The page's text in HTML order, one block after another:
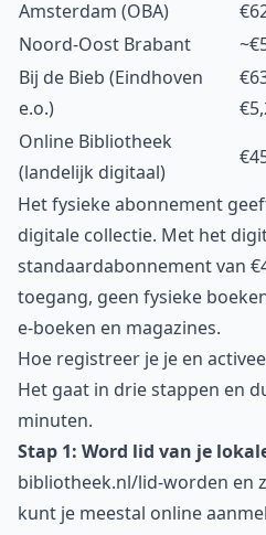
Amsterdam (OBA)
Noord-Oost Brabant
Bij de Bieb (Eindhoven
e.o.)
Online Bibliotheek
(landelijk digitaal)
Het fysieke abonnement
digitale collectie. Met het
standaardabonnement van
toegang, geen fysieke
e-boeken en magazines.
Hoe registreer je je en
Het gaat in drie stappen en
minuten.
Stap 1: Word lid van je
bibliotheek.nl/lid-worden en
kunt je meestal online